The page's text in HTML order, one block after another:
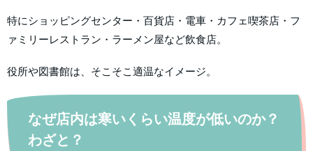
特にショッピングセンター・百貨店・電車・カフェ喫茶店・フ
ァミリーレストラン・ラーメン屋など飲食店。
役所や図書館は、そこそこ適温なイメージ。
なぜ店内は寒いくらい温度が低いのか？
わざと？